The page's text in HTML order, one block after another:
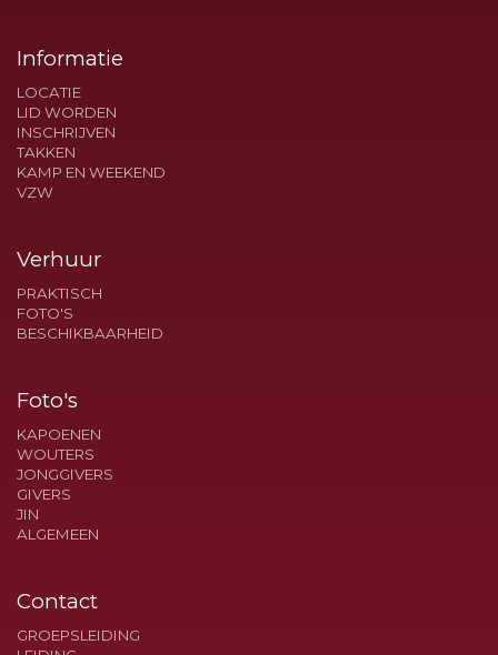
Informatie
LOCATIE
LID WORDEN
INSCHRIJVEN
TAKKEN
KAMP EN WEEKEND
VZW
Verhuur
PRAKTISCH
FOTO'S
BESCHIKBAARHEID
Foto's
KAPOENEN
WOUTERS
JONGGIVERS
GIVERS
JIN
ALGEMEEN
Contact
GROEPSLEIDING